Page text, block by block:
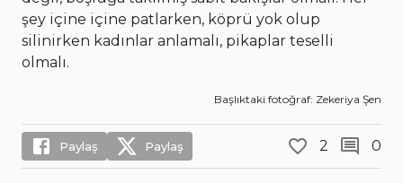
şey içine içine patlarken, köprü yok olup
silinirken kadınlar anlamalı, pikaplar teselli
olmalı.
Başlıktaki fotoğraf: Zekeriya Şen
Paylaş Paylaş 2 0